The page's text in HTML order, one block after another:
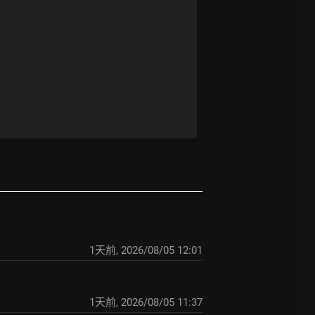
1天前, 2026/08/05 12:01
1天前, 2026/08/05 11:37